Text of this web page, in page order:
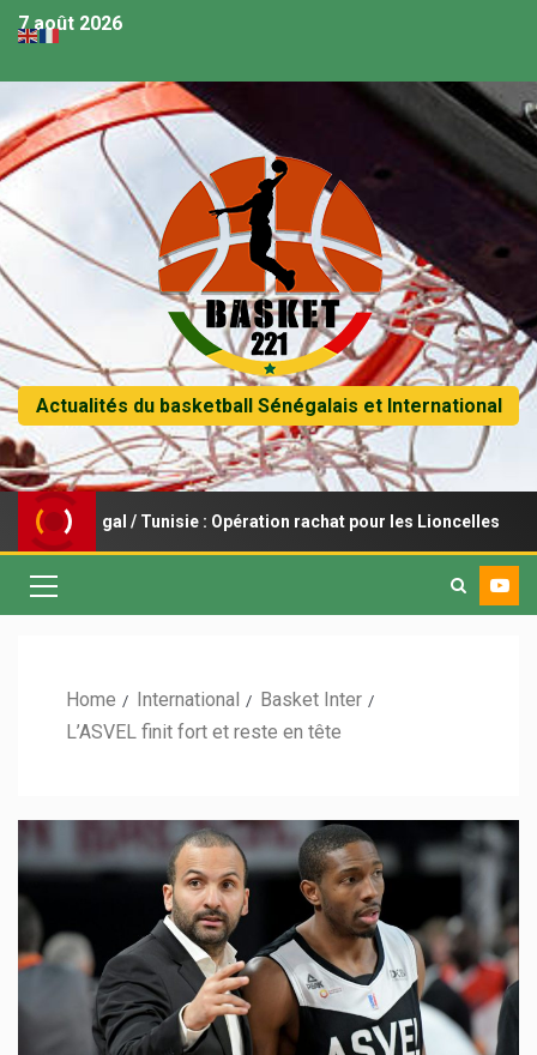
7 août 2026
Actualités du basketball Sénégalais et International
/ Tunisie : Opération rachat pour les Lioncelles
Home International
Basket Inter
L’ASVEL finit fort et reste en tête